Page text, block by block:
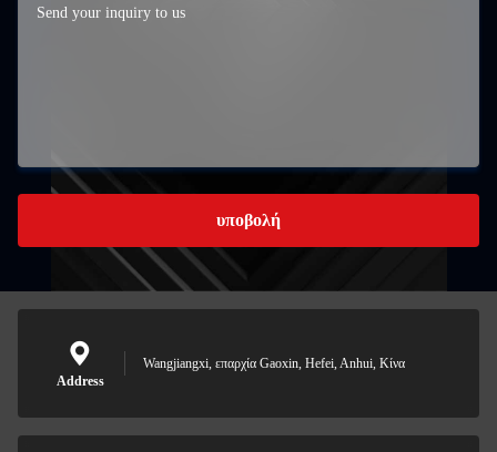
υποβολή
Address
Wangjiangxi, επαρχία Gaoxin, Hefei, Anhui, Κίνα